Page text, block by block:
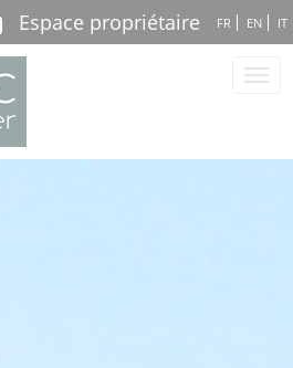
FR EN IT
Espace propriétaire